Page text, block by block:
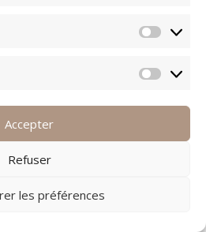
Accepter
Refuser
les préférences